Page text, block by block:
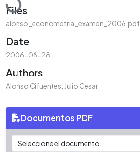
Files
alonso_econometria_examen_2006.pdf
Date
2006-08-28
Authors
Alonso Cifuentes, Julio César
Documentos PDF